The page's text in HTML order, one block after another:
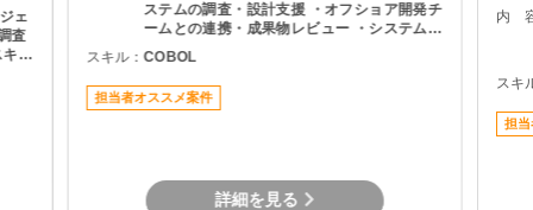
ェ
ル
ステムの調査・設計支援 ・オフショア開発チ
ームとの連携・成果物レビュー ・システム改
修に伴う要件確認および開発支援 ・各種テス
ト・検証対応 ・チーム内外とのコミュニケー
ションおよび調整業務
スキル：COBOL
担当者オススメ案件
詳細を見る
内
スキ
担当